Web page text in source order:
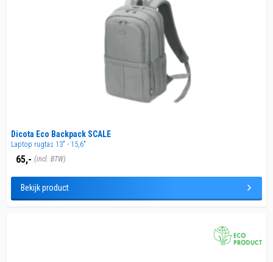
Dicota Eco Backpack SCALE
Laptop rugtas 13" - 15,6"
65,- (incl. BTW)
Bekijk product